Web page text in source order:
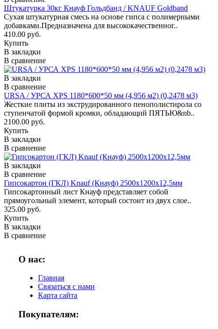
Штукатурка 30кг Кнауф Гольдбанд / KNAUF Goldband
Сухая штукатурная смесь на основе гипса с полимерными
добавками.Предназначена для высококачественног..
410.00 руб.
Купить
В закладки
В сравнение
В закладки
В сравнение
URSA / УРСА XPS 1180*600*50 мм (4,956 м2) (0,2478 м3)
Жесткие плиты из экструдированного пенополистирола со
ступенчатой формой кромки, обладающий ПЯТЬЮ&nb..
2100.00 руб.
Купить
В закладки
В сравнение
В закладки
В сравнение
Гипсокартон (ГКЛ) Knauf (Кнауф) 2500х1200х12,5мм
Гипсокартонный лист Кнауф представляет собой
прямоугольный элемент, который состоит из двух слое..
325.00 руб.
Купить
В закладки
В сравнение
О нас:
Главная
Связаться с нами
Карта сайта
Покупателям: